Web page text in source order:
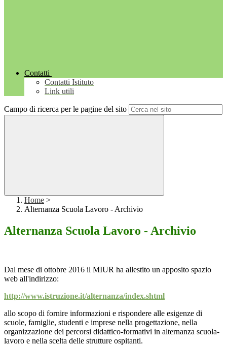
Contatti
Contatti Istituto
Link utili
Campo di ricerca per le pagine del sito
Home >
Alternanza Scuola Lavoro - Archivio
Alternanza Scuola Lavoro - Archivio
Dal mese di ottobre 2016 il MIUR ha allestito un apposito spazio
web all'indirizzo:
http://www.istruzione.it/alternanza/index.shtml
allo scopo di fornire informazioni e rispondere alle esigenze di
scuole, famiglie, studenti e imprese nella progettazione, nella
organizzazione dei percorsi didattico-formativi in alternanza scuola-
lavoro e nella scelta delle strutture ospitanti.